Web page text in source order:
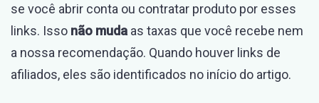
se você abrir conta ou contratar produto por esses
links. Isso não muda as taxas que você recebe nem
a nossa recomendação. Quando houver links de
afiliados, eles são identificados no início do artigo.